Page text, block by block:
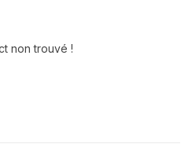
non trouvé !